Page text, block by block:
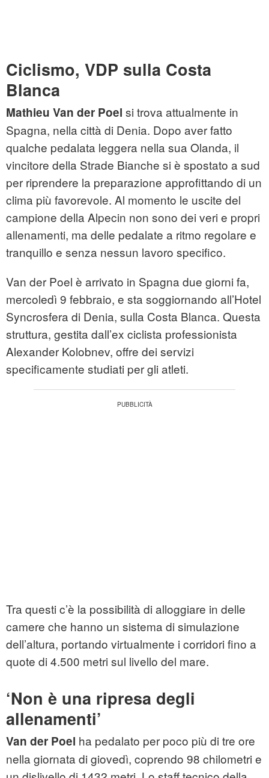
Ciclismo, VDP sulla Costa
Blanca
Mathieu Van der Poel si trova attualmente in
Spagna, nella città di Denia. Dopo aver fatto
qualche pedalata leggera nella sua Olanda, il
vincitore della Strade Bianche si è spostato a sud
per riprendere la preparazione approfittando di un
clima più favorevole. Al momento le uscite del
campione della Alpecin non sono dei veri e propri
allenamenti, ma delle pedalate a ritmo regolare e
tranquillo e senza nessun lavoro specifico.
Van der Poel è arrivato in Spagna due giorni fa,
mercoledì 9 febbraio, e sta soggiornando all’Hotel
Syncrosfera di Denia, sulla Costa Blanca. Questa
struttura, gestita dall’ex ciclista professionista
Alexander Kolobnev, offre dei servizi
specificamente studiati per gli atleti.
Tra questi c’è la possibilità di alloggiare in delle
camere che hanno un sistema di simulazione
dell’altura, portando virtualmente i corridori fino a
quote di 4.500 metri sul livello del mare.
‘Non è una ripresa degli
allenamenti’
Van der Poel ha pedalato per poco più di tre ore
nella giornata di giovedì, coprendo 98 chilometri e